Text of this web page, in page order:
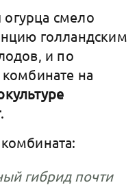
смело
голландским
и по
на
.
гибрид почти